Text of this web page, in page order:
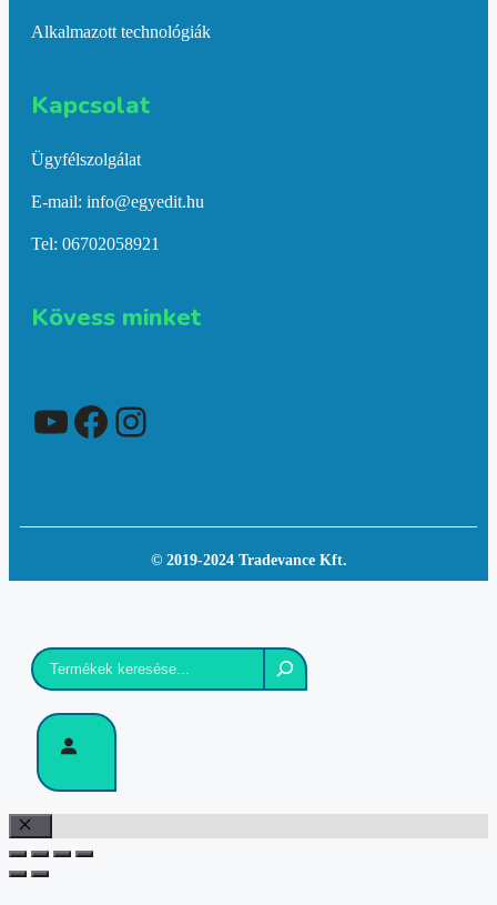
Alkalmazott technológiák
Kapcsolat​
Ügyfélszolgálat
E-mail: info@egyedit.hu
Tel: 06702058921
Kövess minket
YouTube
Facebook
Instagram
© 2019-2024 Tradevance Kft.
Keresés
Bezár